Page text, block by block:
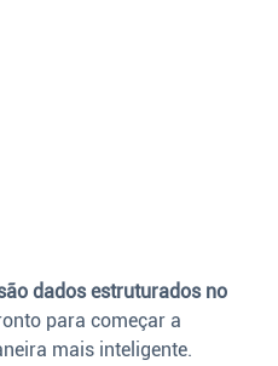
dados estruturados no
para começar a
mais inteligente.